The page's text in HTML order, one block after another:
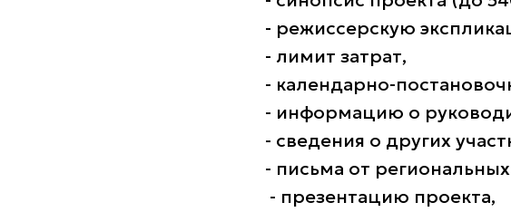
- режиссерскую
- лимит затрат,
- календарно-
- информацию о
- сведения о других
- письма от
- презентацию проекта,